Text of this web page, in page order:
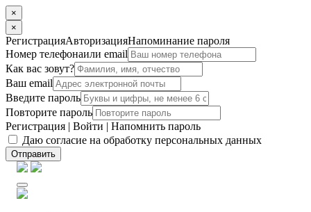
×
×
РегистрацияАвторизацияНапоминание пароля
Номер телефонаили email
Как вас зовут?
Ваш email
Введите пароль
Повторите пароль
Регистрация | Войти | Напомнить пароль
Даю согласие на обработку персональных данных
Отправить